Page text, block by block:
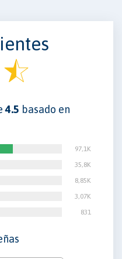
4.5 basado en
97,1K
35,8K
8,85K
3,07K
831